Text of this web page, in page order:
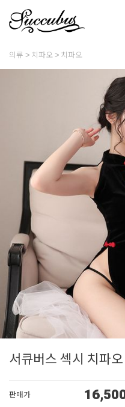
의류 치파오 치파오
서큐버스 섹시 치파
판매가